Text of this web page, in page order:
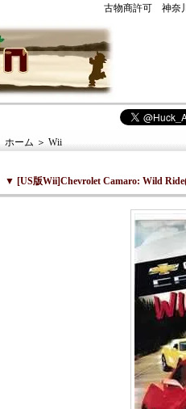
古物商許可 神奈
ホーム ＞ Wii
▼ [US版Wii]Chevrolet Camaro: Wild